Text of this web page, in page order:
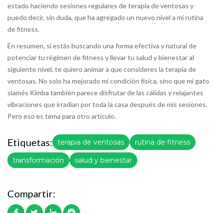
estado haciendo sesiones regulares de terapia de ventosas y
puedo decir, sin duda, que ha agregado un nuevo nivel a mi rutina
de fitness.
En resumen, si estás buscando una forma efectiva y natural de
potenciar tu régimen de fitness y llevar tu salud y bienestar al
siguiente nivel, te quiero animar a que consideres la terapia de
ventosas. No solo ha mejorado mi condición física, sino que mi gato
siamés Kimba también parece disfrutar de las cálidas y relajantes
vibraciones que irradian por toda la casa después de mis sesiones.
Pero eso es tema para otro artículo.
Etiquetas: terapia de ventosas rutina de fitness
transformación salud y bienestar
Compartir: